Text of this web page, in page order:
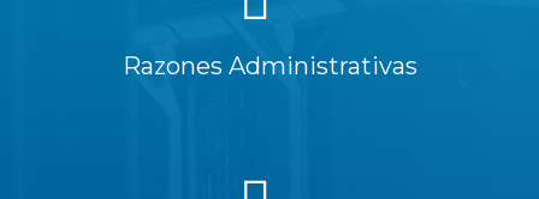
Razones Administrativas